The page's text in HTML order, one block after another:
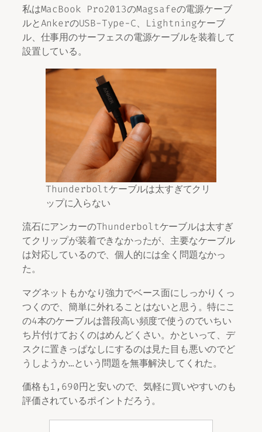
私はMacBook Pro2013のMagsafeの電源ケーブ
ルとAnkerのUSB-Type−C、Lightningケーブ
ル、仕事用のサーフェスの電源ケーブルを装着して
設置している。
Thunderboltケーブルは太すぎてクリ
ップに入らない
流石にアンカーのThunderboltケーブルは太すぎ
てクリップが装着できなかったが、主要なケーブル
は対応しているので、個人的には全く問題なかっ
た。
マグネットもかなり強力でベース面にしっかりくっ
つくので、簡単に外れることはないと思う。特にこ
の4本のケーブルは普段高い頻度で使うのでいちい
ち片付けておくのはめんどくさい。かといって、デ
スクに置きっぱなしにするのは見た目も悪いのでど
うしようか…という問題を無事解決してくれた。
価格も1,690円と安いので、気軽に買いやすいのも
評価されているポイントだろう。